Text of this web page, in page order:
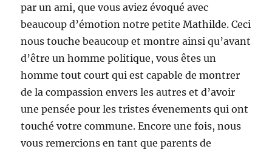
par un ami, que vous aviez évoqué avec
beaucoup d’émotion notre petite Mathilde. Ceci
nous touche beaucoup et montre ainsi qu’avant
d’être un homme politique, vous êtes un
homme tout court qui est capable de montrer
de la compassion envers les autres et d’avoir
une pensée pour les tristes évenements qui ont
touché votre commune. Encore une fois, nous
vous remercions en tant que parents de